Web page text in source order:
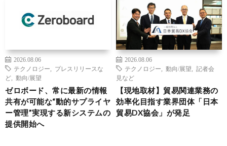
2026.08.06
テクノロジー
プレスリリースな
ど
動向/展望
ゼロボード、常に最新の情報
共有が可能な“動的サプライヤ
ー管理”実現する新システムの
提供開始へ
2026.08.06
テクノロジー
動向/展望
記者会
見など
【現地取材】貿易関連業務の
効率化目指す業界団体「日本
貿易DX協会」が発足